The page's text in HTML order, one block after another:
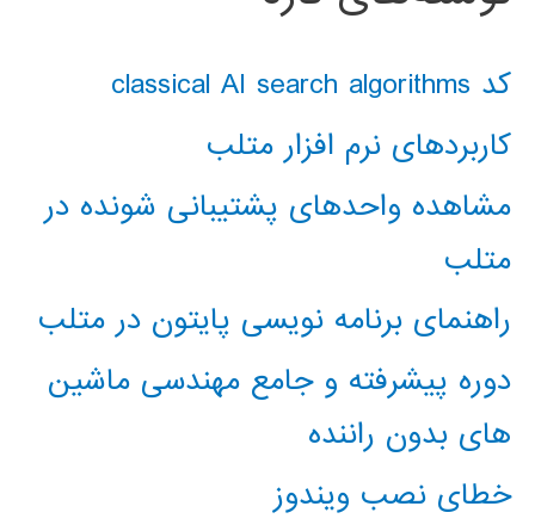
کد classical AI search algorithms
کاربردهای نرم افزار متلب
مشاهده واحدهای پشتیبانی شونده در
متلب
راهنمای برنامه نویسی پایتون در متلب
دوره پیشرفته و جامع مهندسی ماشین
های بدون راننده
خطای نصب ویندوز